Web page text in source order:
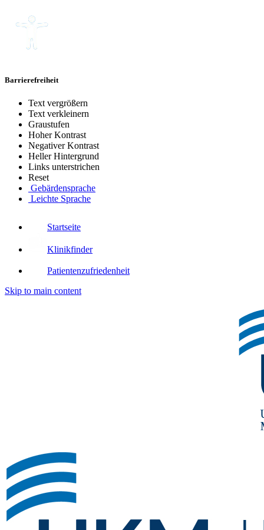
Barrierefreiheit
Text vergrößern
Text verkleinern
Graustufen
Hoher Kontrast
Negativer Kontrast
Heller Hintergrund
Links unterstrichen
Reset
Gebärdensprache
Leichte Sprache
Startseite
Klinikfinder
Patientenzufriedenheit
Skip to main content